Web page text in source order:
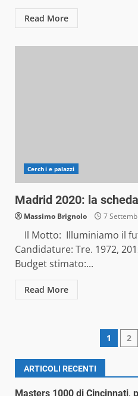
Read More
Cerchi e palazzi
Madrid 2020: la
Massimo Brignolo 7
Il Motto: Illuminiamo il
Candidature: Tre. 1972,
Budget stimato:...
Read More
degli
1 2
ARTICOLI RECENTI
Masters 1000 di Cincinnati,